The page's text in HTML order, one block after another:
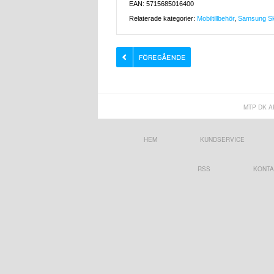
EAN: 5715685016400
Relaterade kategorier: Mobiltillbehör, Samsung
MTP DK
HEM KUNDSERVICE
RSS